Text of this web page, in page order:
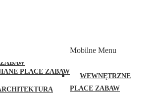
PLACE ZABAW
Mobilne Menu
WEWNĘTRZNE
PLACE ZABAW